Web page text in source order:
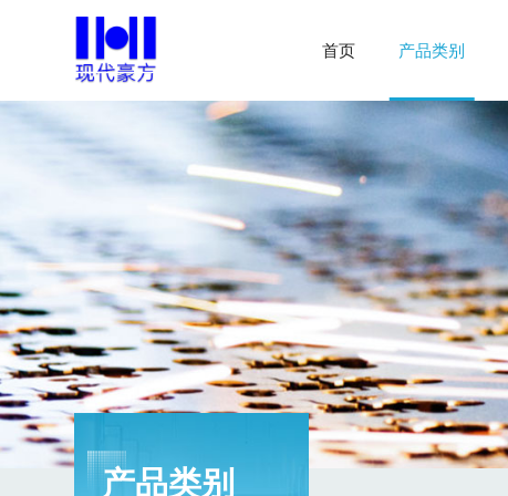
首页 产品类别
产品类别